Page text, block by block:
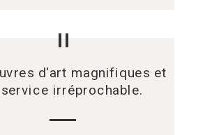
d'art magnifiques et
service irréprochable.
"